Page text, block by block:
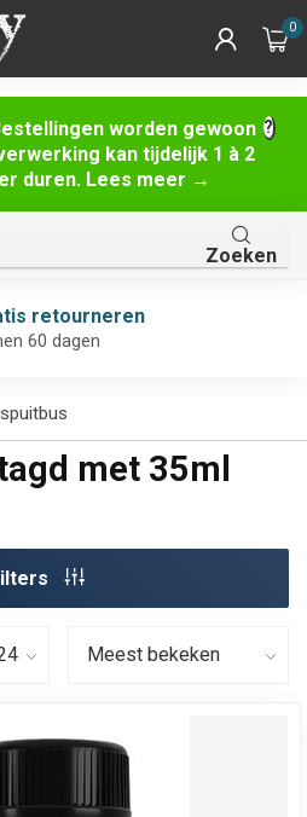
worden gewoon
kan tijdelijk 1 à 2
duren. Lees meer →
0
Zoeken
retourneren
60 dagen
met 35ml